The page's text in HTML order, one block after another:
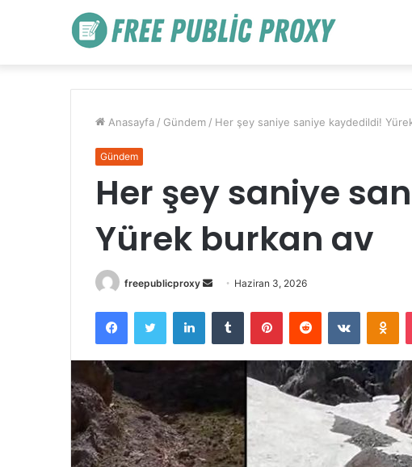
Anasayfa / Gündem / Her şey saniye saniye kaydedildi!
Gündem
Her şey saniye
Yürek burkan av
freepublicproxy
Bir
posta
göndermek
Haziran 3, 2026
FacebookTwitter LinkedInTumblr PinterestReddit VKontakte